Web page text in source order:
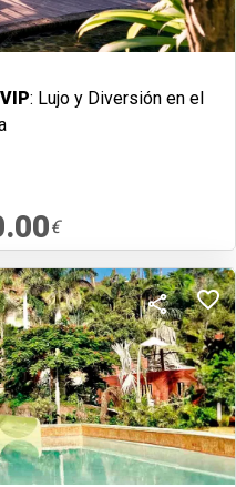
: Lujo y Diversión en el
€